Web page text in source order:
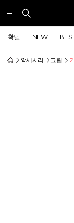
확딜 NEW
악세서리 그립